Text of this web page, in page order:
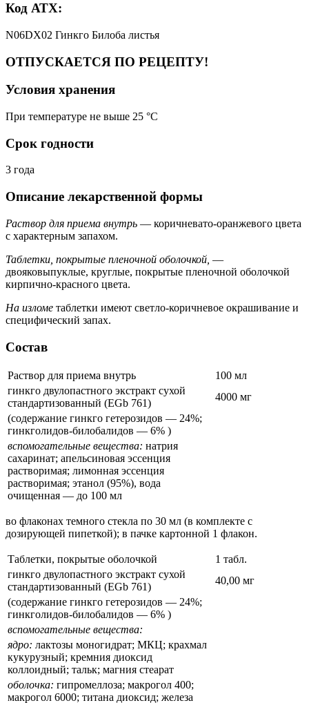
Код АТХ:
N06DX02 Гинкго Билоба листья
ОТПУСКАЕТСЯ ПО РЕЦЕПТУ!
Условия хранения
При температуре не выше 25 °C
Срок годности
3 года
Описание лекарственной формы
Раствор для приема внутрь — коричневато-оранжевого цвета
с характерным запахом.
Таблетки, покрытые пленочной оболочкой, —
двояковыпуклые, круглые, покрытые пленочной оболочкой
кирпично-красного цвета.
На изломе таблетки имеют светло-коричневое окрашивание и
специфический запах.
Состав
Раствор для приема внутрь
100 мл
гинкго двулопастного экстракт сухой
стандартизованный (EGb 761)
4000 мг
(содержание гинкго гетерозидов — 24%;
гинкголидов-билобалидов — 6% )
вспомогательные вещества: натрия
сахаринат; апельсиновая эссенция
растворимая; лимонная эссенция
растворимая; этанол (95%), вода
очищенная — до 100 мл
во флаконах темного стекла по 30 мл (в комплекте с
дозирующей пипеткой); в пачке картонной 1 флакон.
Таблетки, покрытые оболочкой
1 табл.
гинкго двулопастного экстракт сухой
стандартизованный (EGb 761)
40,00 мг
(содержание гинкго гетерозидов — 24%;
гинкголидов-билобалидов — 6% )
вспомогательные вещества:
ядро: лактозы моногидрат; МКЦ; крахмал
кукурузный; кремния диоксид
коллоидный; тальк; магния стеарат
оболочка: гипромеллоза; макрогол 400;
макрогол 6000; титана диоксид; железа